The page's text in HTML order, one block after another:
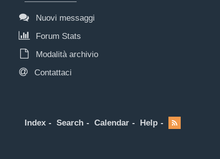
Nuovi messaggi
Forum Stats
Modalità archivio
Contattaci
Index Search Calendar Help